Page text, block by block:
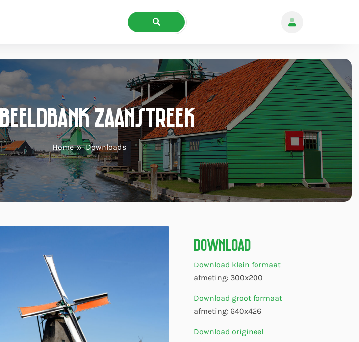
Zaanstreek
Home Downloads
Download
Download klein formaat
afmeting: 300x200
Download groot formaat
afmeting: 640x426
Download origineel